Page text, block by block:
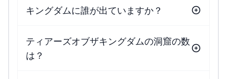
キングダムに誰が出ていますか？
ティアーズオブザキングダムの洞窟の数
は？